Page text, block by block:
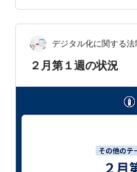
方税法及び地方税法等
正する法律案 総務省3
法律案 総務省4 重要電
る被害の防…
デジタル化に関する
２月第１週の状況